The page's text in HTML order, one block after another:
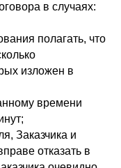
в случаях:
полагать, что
изложен в
времени
Заказчика и
отказать в